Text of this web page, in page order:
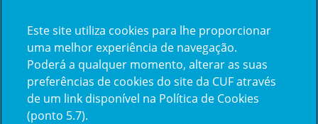
Cirurgia - Faríngea, nasal e otológica; ORL
Pediátrica; Patologia do Sono - roncopatia e
apneia
obstrutiva, Estudo Poligráfico do sono, Terapêutica ventilatória (A-PAP); Otoneurologia - VPPB; Medicina Aeronáutica
Idiomas
Francês, Inglês
Este site utiliza cookies para lhe proporcionar
uma melhor experiência de navegação.
Poderá a qualquer momento, alterar as suas
preferências de cookies do site da CUF através
de um link disponível na Política de Cookies
(ponto 5.7).